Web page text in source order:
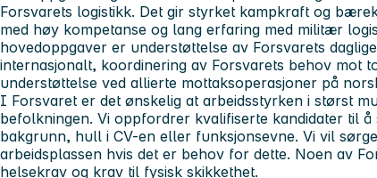
Forsvarets logistikk. Det gir styrket kampkraft og
med høy kompetanse og lang erfaring med militær
hovedoppgaver er understøttelse av Forsvarets
internasjonalt, koordinering av Forsvarets behov mot
understøttelse ved allierte mottaksoperasjoner på
I Forsvaret er det ønskelig at arbeidsstyrken i størst
befolkningen. Vi oppfordrer kvalifiserte kandidater til
bakgrunn, hull i CV-en eller funksjonsevne. Vi vil
arbeidsplassen hvis det er behov for dette. Noen av
helsekrav og krav til fysisk skikkethet.